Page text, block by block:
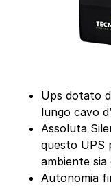
Ups dotato
lungo cavo
Assoluta
questo UPS
ambiente
Autonomia